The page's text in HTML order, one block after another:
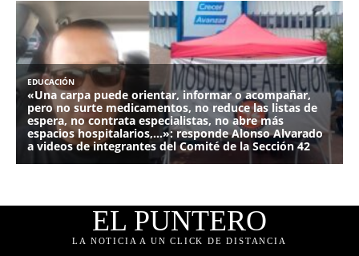
EL PUNTERO
LA NOTICIA A UN CLICK DE DISTANCIA